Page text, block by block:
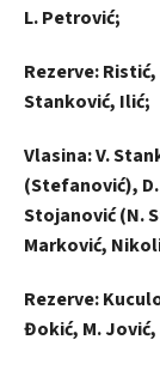
L. Petrović;
Rezerve:
Stanković, Ilić;
Vlasina: V.
(Stefanović),
Stojanović (N.
Marković,
Rezerve:
Đokić, M.